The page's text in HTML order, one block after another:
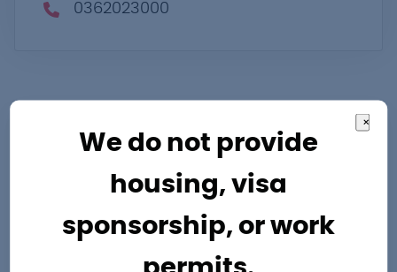
×
We do not provide
housing, visa
sponsorship, or work
0362023000
Andere
interessante